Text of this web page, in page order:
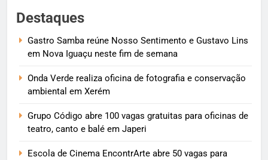
Destaques
Gastro Samba reúne Nosso Sentimento e Gustavo Lins
em Nova Iguaçu neste fim de semana
Onda Verde realiza oficina de fotografia e conservação
ambiental em Xerém
Grupo Código abre 100 vagas gratuitas para oficinas de
teatro, canto e balé em Japeri
Escola de Cinema EncontrArte abre 50 vagas para